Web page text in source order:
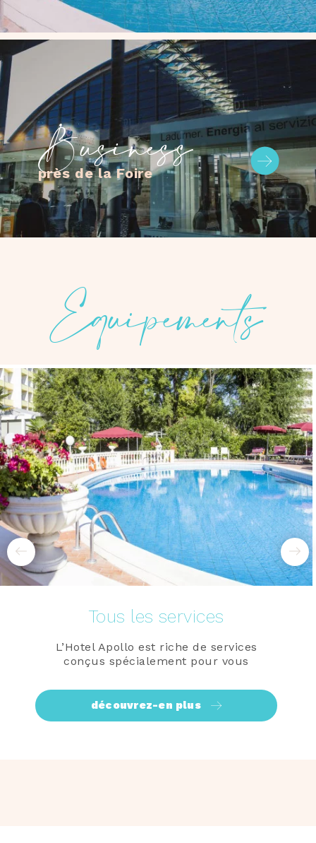
Business
près de la Foire
Équipements
Tous les services
L’Hotel Apollo est riche de services
conçus spécialement pour vous
découvrez-en plus